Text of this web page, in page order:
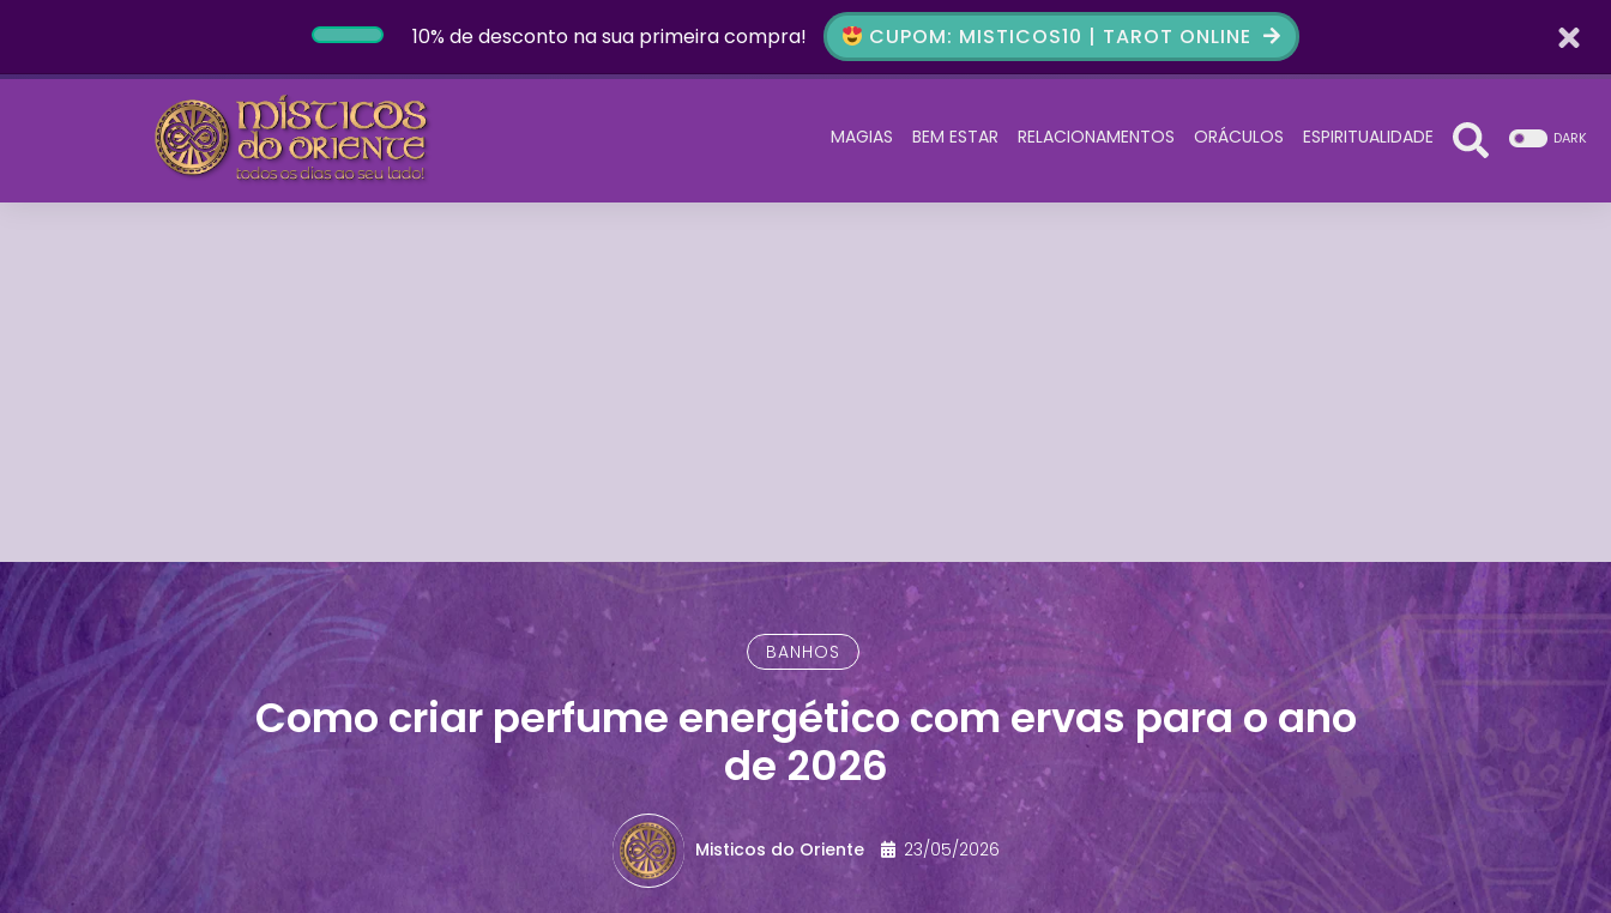
10% de desconto na sua primeira compra! CUPOM: MISTICOS10 | TAROT ONLINE
MAGIAS BEM ESTAR RELACIONAMENTOS ORÁCULOS ESPIRITUALIDADE DARK
BANHOS
Como criar perfume energético com ervas para o ano
de 2026
Misticos do Oriente 23/05/2026